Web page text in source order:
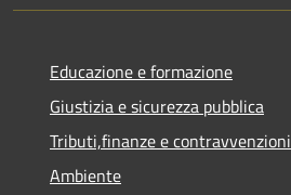
Educazione e formazione
Giustizia e sicurezza pubblica
Tributi,finanze e contravvenzioni
Ambiente